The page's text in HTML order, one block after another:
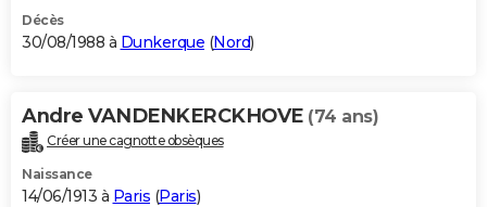
Décès
30/08/1988 à Dunkerque (Nord)
Andre VANDENKERCKHOVE (74 ans)
Créer une cagnotte obsèques
Naissance
14/06/1913 à Paris (Paris)